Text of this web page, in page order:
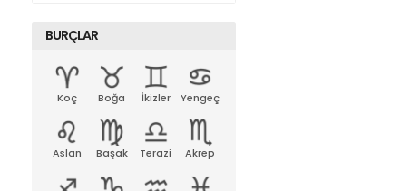
BURÇLAR
Koç Boğa İkizler Yengeç
Aslan Başak Terazi Akrep